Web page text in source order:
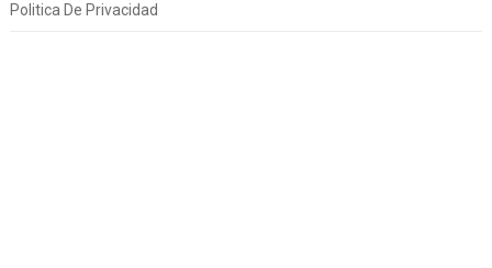
Politica De Privacidad